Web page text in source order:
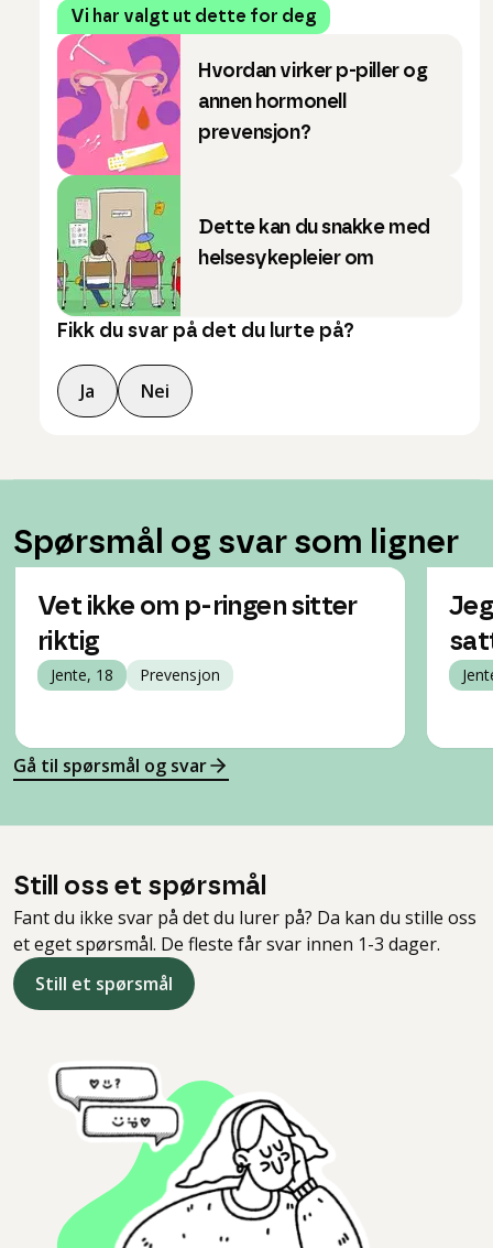
Vi har valgt ut dette for deg
Hvordan virker p-piller og
annen hormonell
prevensjon?
Dette kan du snakke med
helsesykepleier om
Fikk du svar på det du lurte på?
Ja Nei
Spørsmål og svar som ligner
Vet ikke om p-ringen sitter
riktig
Jente, 18 Prevensjon
Gå til spørsmål og svar
Still oss et spørsmål
Fant du ikke svar på det du lurer på? Da kan du stille oss
et eget spørsmål. De fleste får svar innen 1-3 dager.
Still et spørsmål